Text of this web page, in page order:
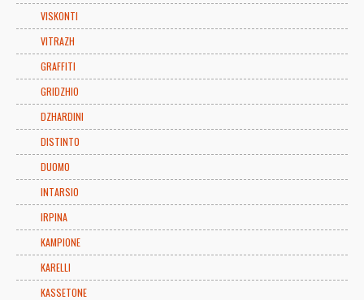
VISKONTI
VITRAZH
GRAFFITI
GRIDZHIO
DZHARDINI
DISTINTO
DUOMO
INTARSIO
IRPINA
KAMPIONE
KARELLI
KASSETONE